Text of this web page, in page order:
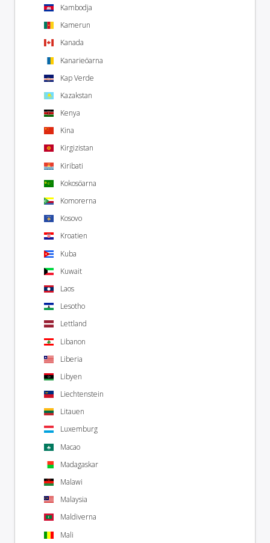
Kambodja
Kamerun
Kanada
Kanarieöarna
Kap Verde
Kazakstan
Kenya
Kina
Kirgizistan
Kiribati
Kokosöarna
Komorerna
Kosovo
Kroatien
Kuba
Kuwait
Laos
Lesotho
Lettland
Libanon
Liberia
Libyen
Liechtenstein
Litauen
Luxemburg
Macao
Madagaskar
Malawi
Malaysia
Maldiverna
Mali